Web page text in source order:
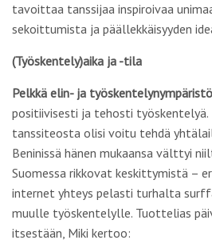
tavoittaa tanssijaa inspiroivaa
sekoittumista ja päällekkäisyyden
(Työskentely)aika ja -tila
Pelkkä elin- ja
positiivisesti ja tehosti työskentelyä.
tanssiteosta olisi voitu tehdä
Beninissä hänen mukaansa välttyi
Suomessa rikkovat keskittymistä –
internet yhteys pelasti turhalta
muulle työskentelylle. Tuottelias
itsestään, Miki kertoo: